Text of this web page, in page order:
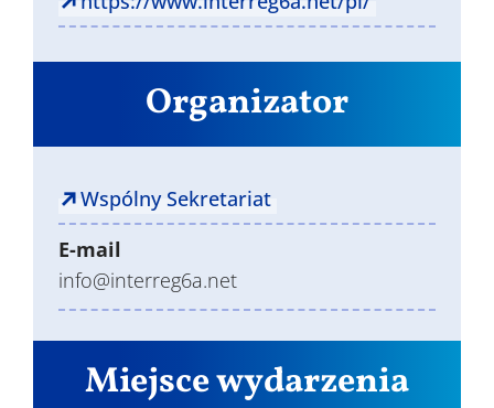
Miejsce wydarzenia
Organizator
Wspólny Sekretariat
E-mail
info@interreg6a.net